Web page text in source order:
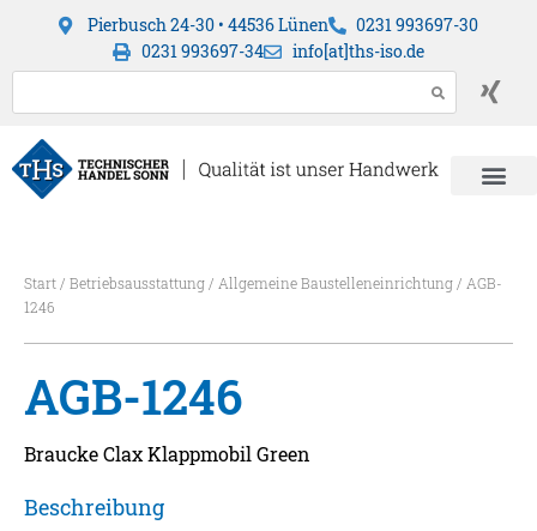
Pierbusch 24-30 • 44536 Lünen
0231 993697-30
0231 993697-34
info[at]ths-iso.de
Start/ Betriebsausstattung/ Allgemeine Baustelleneinrichtung/ AGB-
1246
AGB-1246
Braucke Clax Klappmobil Green
Beschreibung